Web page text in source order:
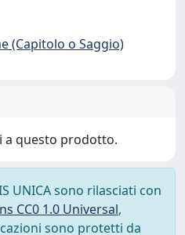
(Capitolo o Saggio)
a questo prodotto.
UNICA sono rilasciati con
CC0 1.0 Universal,
sono protetti da